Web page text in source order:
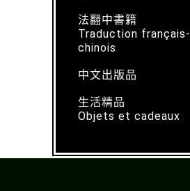
法翻中書籍
Traduction français-
chinois
中文出版品
生活精品
Objets et cadeaux